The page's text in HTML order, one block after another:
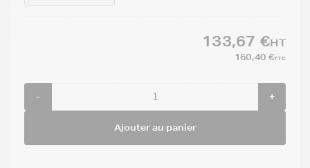
133,67 €HT
160,40 €TTC
- +
Ajouter au panier